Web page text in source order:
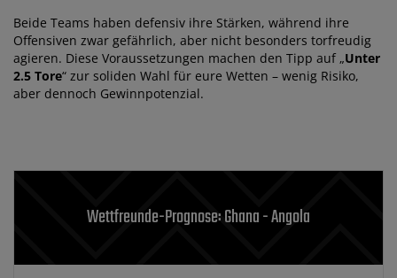
Beide Teams haben defensiv ihre Stärken, während ihre
Offensiven zwar gefährlich, aber nicht besonders torfreudig
agieren. Diese Voraussetzungen machen den Tipp auf „Unter
2.5 Tore“ zur soliden Wahl für eure Wetten – wenig Risiko,
aber dennoch Gewinnpotenzial.
Wettfreunde-Prognose: Ghana - Angola